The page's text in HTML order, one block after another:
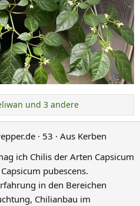
und 3 andere
· 53 · Aus Kerben
ich Chilis der Arten Capsicum
pubescens.
in den Bereichen
Chilianbau im